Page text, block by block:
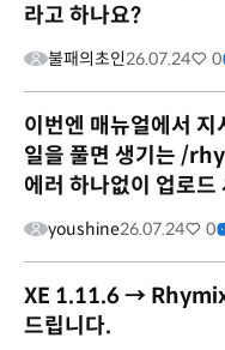
라고 하나요?
불패의초인26.07.24 0
이번엔 매뉴얼에서
일을 풀면 생기는 /
에러 하나없이 업로
youshine26.07.24 0
XE 1.11.6 → Rhymix
드립니다.